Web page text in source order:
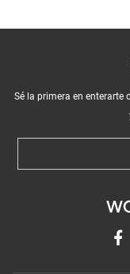
Sé la primera en enterarte